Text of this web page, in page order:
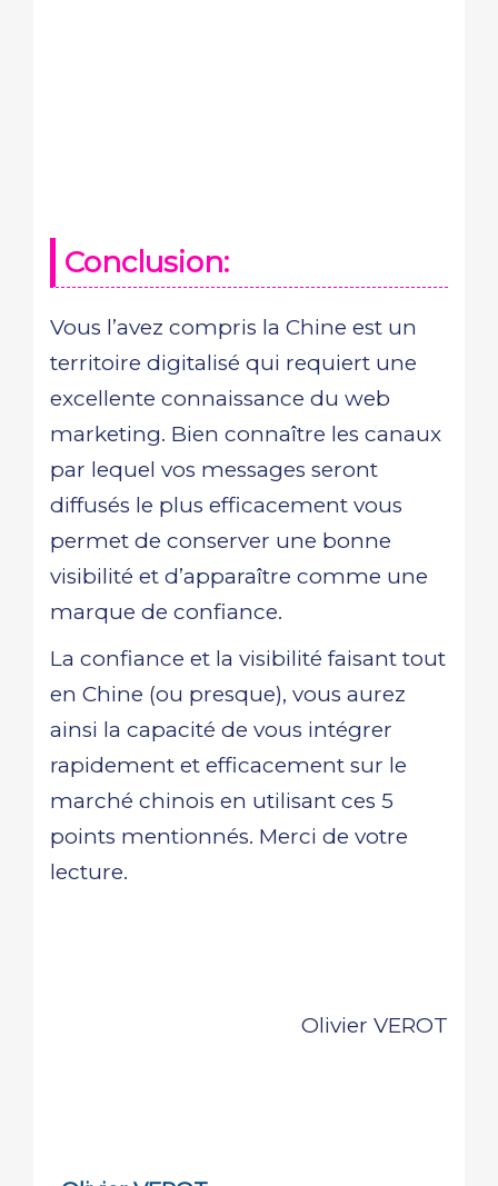
Conclusion:
Vous l’avez compris la Chine est un
territoire digitalisé qui requiert une
excellente connaissance du web
marketing. Bien connaître les canaux
par lequel vos messages seront
diffusés le plus efficacement vous
permet de conserver une bonne
visibilité et d’apparaître comme une
marque de confiance.
La confiance et la visibilité faisant tout
en Chine (ou presque), vous aurez
ainsi la capacité de vous intégrer
rapidement et efficacement sur le
marché chinois en utilisant ces 5
points mentionnés. Merci de votre
lecture.
Olivier VEROT